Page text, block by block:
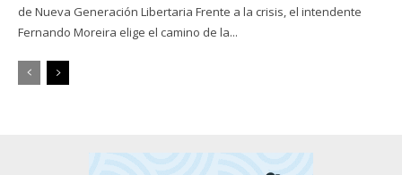
de Nueva Generación Libertaria Frente a la crisis, el intendente
Fernando Moreira elige el camino de la...